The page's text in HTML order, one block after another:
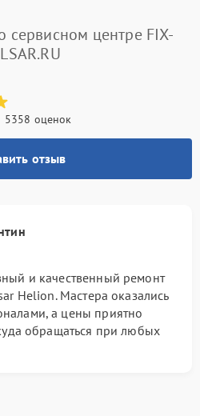
сервисном центре FIX-
5358 оценок
отзыв
и качественный ремонт
Helion. Мастера оказались
а цены приятно
обращаться при любых